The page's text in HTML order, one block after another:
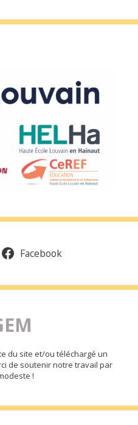
Facebook
du site et/ou téléchargé un
de soutenir notre travail par
!